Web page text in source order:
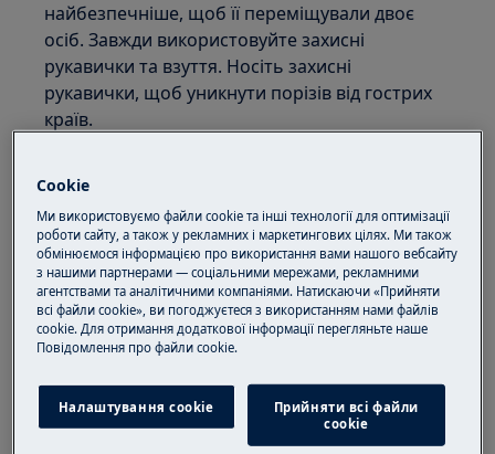
найбезпечніше, щоб її переміщували двоє
осіб. Завжди використовуйте захисні
рукавички та взуття. Носіть захисні
рукавички, щоб уникнути порізів від гострих
країв.
УВАГА!РИЗИК ТРАВМУВАННЯ ОКА
Носіть захисні окуляри, якщо ви виконуєте
роботи з обслуговування або ремонту, що
Cookie
Ми використовуємо файли cookie та інші технології для оптимізації
роботи сайту, а також у рекламних і маркетингових цілях. Ми також
обмінюємося інформацією про використання вами нашого вебсайту
з нашими партнерами — соціальними мережами, рекламними
агентствами та аналітичними компаніями. Натискаючи «Прийняти
всі файли cookie», ви погоджуєтеся з використанням нами файлів
cookie. Для отримання додаткової інформації перегляньте наше
Пoвідомлення прo файли cookie.
Налаштування cookie
Прийняти всі файли
сookie